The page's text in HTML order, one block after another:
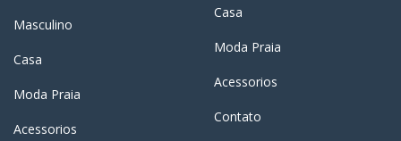
Masculino
Casa
Moda Praia
Acessorios
Casa
Moda Praia
Acessorios
Contato